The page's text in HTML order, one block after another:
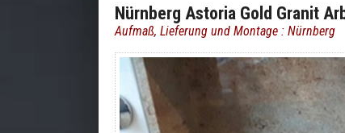
Nürnberg Astoria Gold Granit
Aufmaß, Lieferung und Montage : Nürnberg